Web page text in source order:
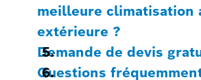
meilleure climatisation
extérieure ?
Demande de devis
Questions